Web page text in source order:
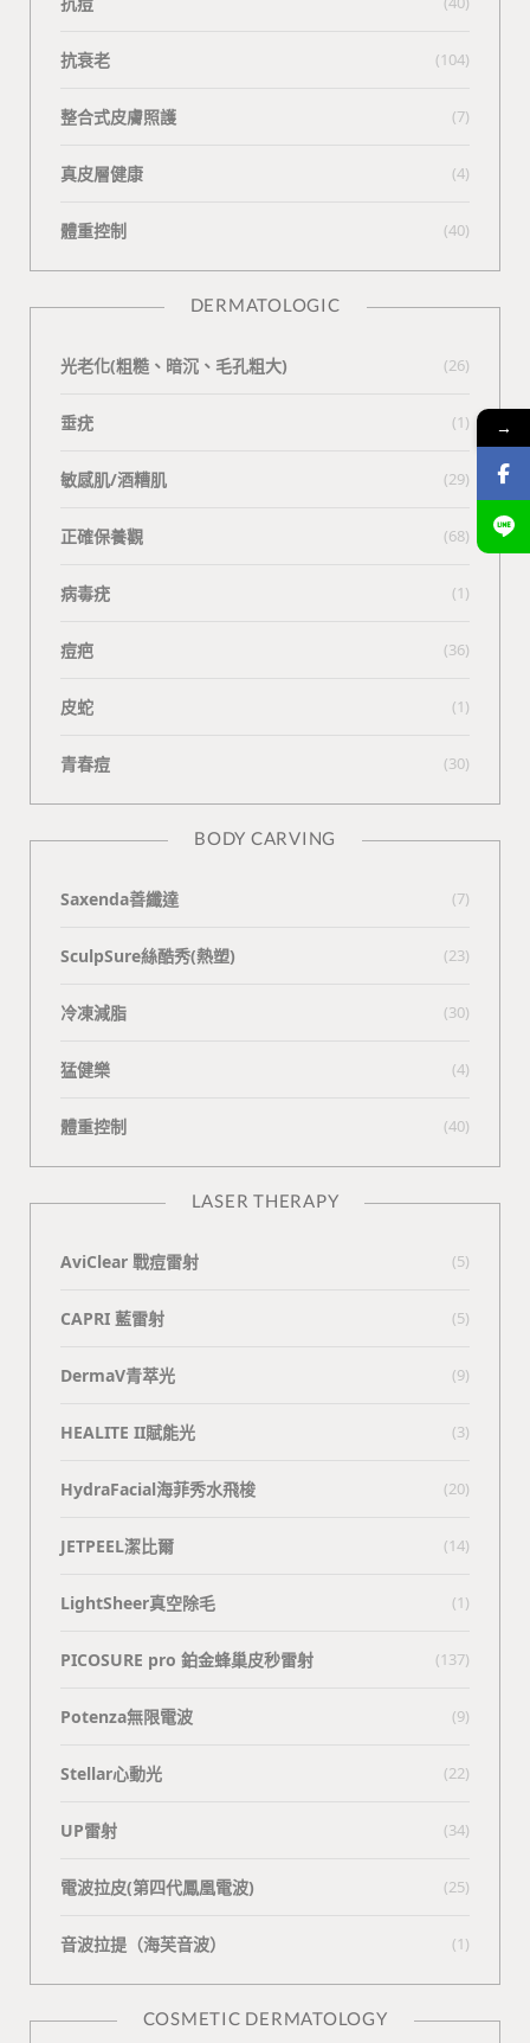
抗衰老 (104)
整合式皮膚照護 (7)
真皮層健康 (4)
體重控制 (40)
DERMATOLOGIC
光老化(粗糙、暗沉、毛孔粗大) (26)
垂疣 (1)
敏感肌/酒糟肌 (29)
正確保養觀 (68)
病毒疣 (1)
痘疤 (36)
皮蛇 (1)
青春痘 (30)
BODY CARVING
Saxenda善纖達 (7)
SculpSure絲酷秀(熱塑) (23)
冷凍減脂 (30)
猛健樂 (4)
體重控制 (40)
LASER THERAPY
AviClear 戰痘雷射 (5)
CAPRI 藍雷射 (5)
DermaV青萃光 (9)
HEALITE II賦能光 (3)
HydraFacial海菲秀水飛梭 (20)
JETPEEL潔比爾 (14)
LightSheer真空除毛 (1)
PICOSURE pro 鉑金蜂巢皮秒雷射 (137)
Potenza無限電波 (9)
Stellar心動光 (22)
UP雷射 (34)
電波拉皮(第四代鳳凰電波) (25)
⾳波拉提（海芙⾳波） (1)
COSMETIC DERMATOLOGY
→